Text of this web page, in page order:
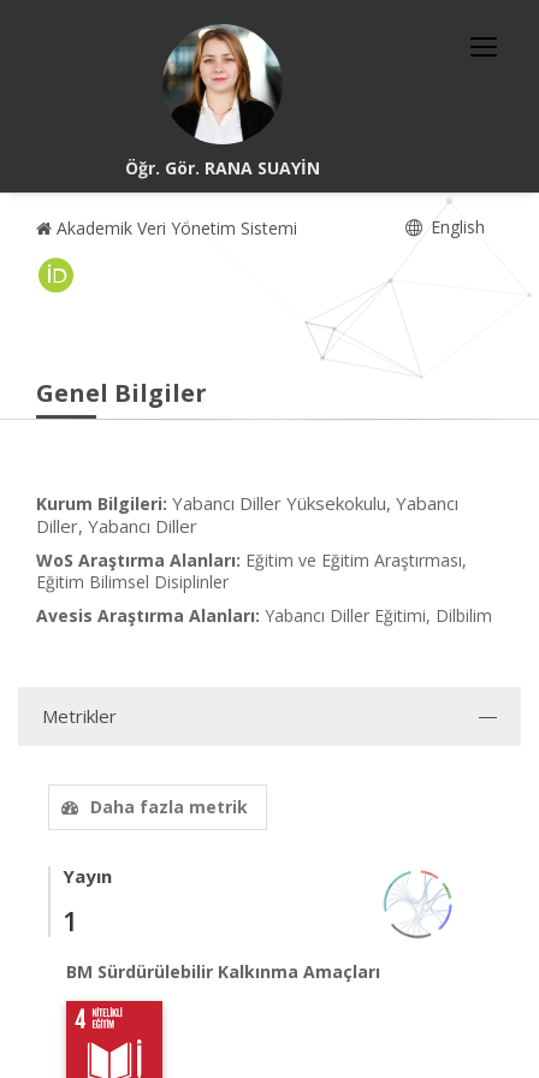
Öğr. Gör. RANA SUAYİN
Akademik Veri Yönetim Sistemi English
Genel Bilgiler
Kurum Bilgileri: Yabancı Diller Yüksekokulu, Yabancı
Diller, Yabancı Diller
WoS Araştırma Alanları: Eğitim ve Eğitim Araştırması,
Eğitim Bilimsel Disiplinler
Avesis Araştırma Alanları: Yabancı Diller Eğitimi, Dilbilim
Metrikler
Daha fazla metrik
Yayın
1
BM Sürdürülebilir Kalkınma Amaçları